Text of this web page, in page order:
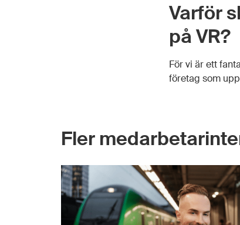
Varför
på VR?
För vi är ett
företag som
Fler